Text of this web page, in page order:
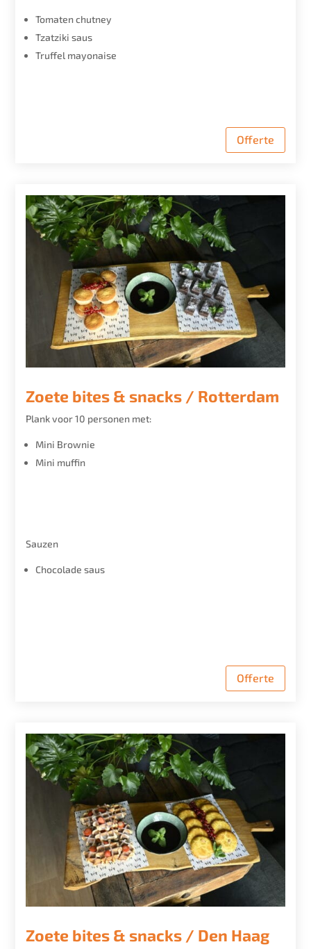
Tomaten chutney
Tzatziki saus
Truffel mayonaise
Offerte
Zoete bites & snacks / Rotterdam
Plank voor 10 personen met:
Mini Brownie
Mini muffin
Sauzen
Chocolade saus
Offerte
Zoete bites & snacks / Den Haag